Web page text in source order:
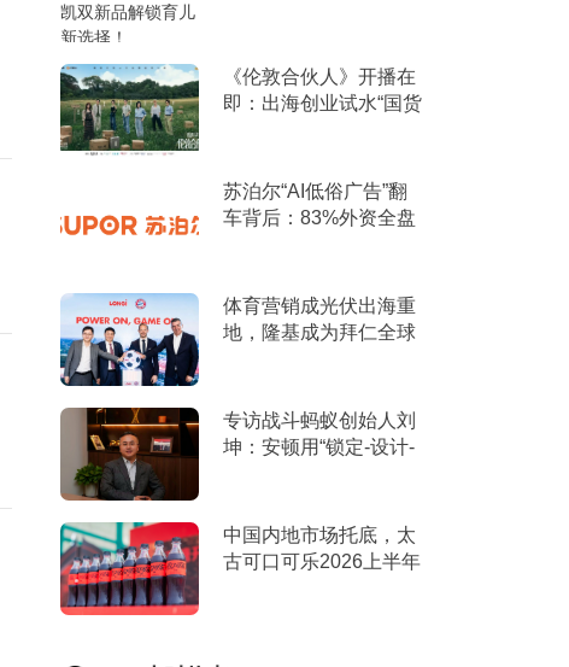
《伦敦合伙人》开播在
即：出海创业试水“国货
苏泊尔“AI低俗广告”翻
车背后：83%外资全盘
体育营销成光伏出海重
地，隆基成为拜仁全球
专访战斗蚂蚁创始人刘
坤：安顿用“锁定-设计-
中国内地市场托底，太
古可口可乐2026上半年